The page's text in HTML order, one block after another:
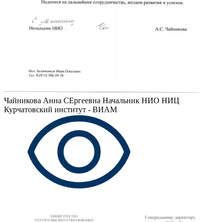
Чайникова Анна СЕргеевна Начальник НИО НИЦ
Курчатовский институт - ВИАМ